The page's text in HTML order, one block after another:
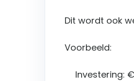
Dit wordt ook
Voorbeeld:
Investering: